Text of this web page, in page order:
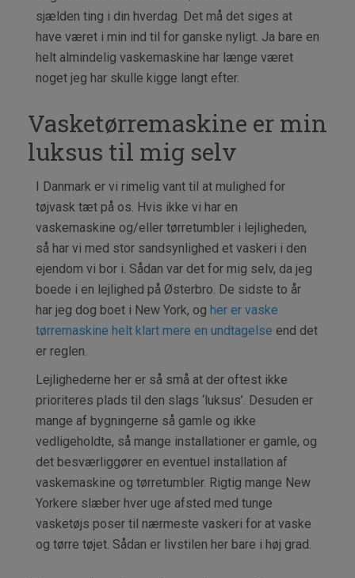
sjælden ting i din hverdag. Det må det siges at
have været i min ind til for ganske nyligt. Ja bare en
helt almindelig vaskemaskine har længe været
noget jeg har skulle kigge langt efter.
Vasketørremaskine er min
luksus til mig selv
I Danmark er vi rimelig vant til at mulighed for
tøjvask tæt på os. Hvis ikke vi har en
vaskemaskine og/eller tørretumbler i lejligheden,
så har vi med stor sandsynlighed et vaskeri i den
ejendom vi bor i. Sådan var det for mig selv, da jeg
boede i en lejlighed på Østerbro. De sidste to år
har jeg dog boet i New York, og her er vaske
tørremaskine helt klart mere en undtagelse end det
er reglen.
Lejlighederne her er så små at der oftest ikke
prioriteres plads til den slags ‘luksus’. Desuden er
mange af bygningerne så gamle og ikke
vedligeholdte, så mange installationer er gamle, og
det besværliggører en eventuel installation af
vaskemaskine og tørretumbler. Rigtig mange New
Yorkere slæber hver uge afsted med tunge
vasketøjs poser til nærmeste vaskeri for at vaske
og tørre tøjet. Sådan er livstilen her bare i høj grad.